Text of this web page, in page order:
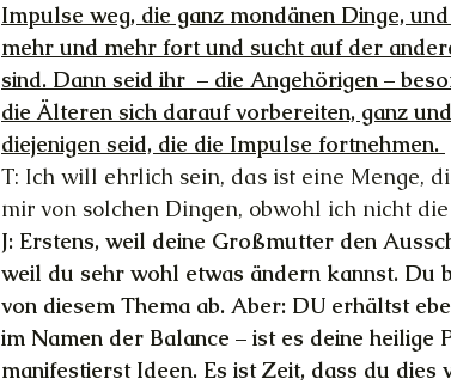
Impulse weg, die ganz mondänen Dinge,
mehr und mehr fort und sucht auf der
sind. Dann seid ihr  – die Angehörigen –
die Älteren sich darauf vorbereiten, ganz
diejenigen seid, die die Impulse fortnehmen.
T: Ich will ehrlich sein, das ist eine Menge,
mir von solchen Dingen, obwohl ich nicht
J: Erstens, weil deine Großmutter den
weil du sehr wohl etwas ändern kannst. Du
von diesem Thema ab. Aber: DU erhältst
im Namen der Balance – ist es deine heilige
manifestierst Ideen. Es ist Zeit, dass du dies